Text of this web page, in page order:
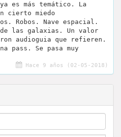
es más temático. La
cierto miedo
Robos. Nave espacial.
de las galaxias. Un valor
audioguia que refieren.
pass. Se pasa muy
Hace 9 años (02-05-2018)